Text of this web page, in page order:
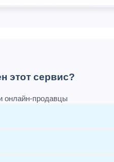
этот сервис?
онлайн-продавцы